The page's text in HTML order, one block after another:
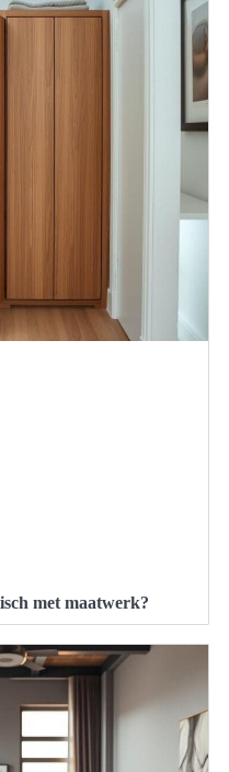
met maatwerk?